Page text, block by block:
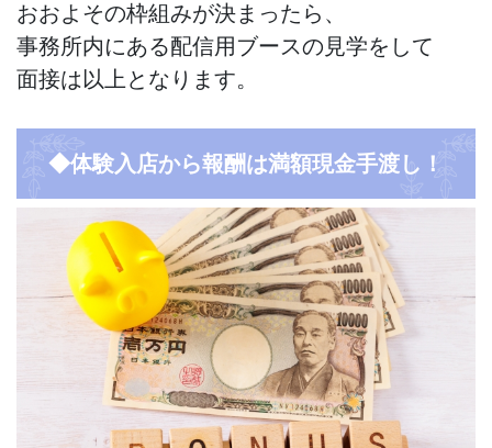
おおよその枠組みが決まったら、
事務所内にある配信用ブースの見学をして
面接は以上となります。
◆体験入店から報酬は満額現金手渡し！